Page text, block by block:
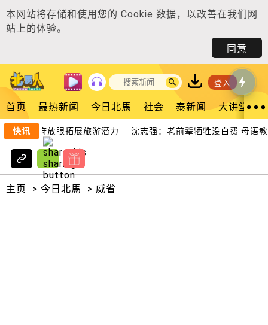
本网站将存储和使用您的 Cookie 数据，以改善在我们网
站上的体验。
同意
登入
首页 最热新闻 今日北馬 社会 泰新闻 大讲堂
快讯
州政府放眼拓展旅游潜力 沈志强：老前辈牺牲没白费 母语教
主页 > 今日北馬 > 威省